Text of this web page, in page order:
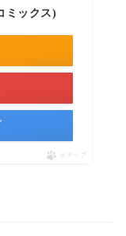
ミックス)
ポチップ